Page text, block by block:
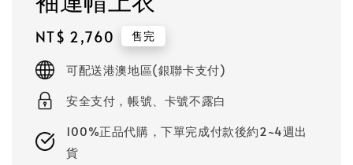
Regular
price
NT$ 2,760 售完
可配送港澳地區(銀聯卡支付)
安全支付，帳號、卡號不露白
100%正品代購，下單完成付款後約2~4週出
貨